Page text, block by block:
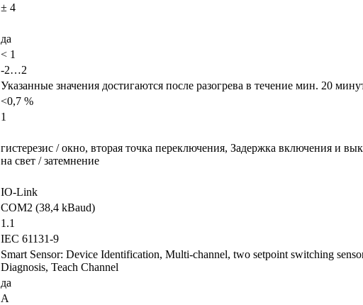
± 4
да
< 1
-2…2
Указанные значения достигаются после разогрева в течение мин. 20
<0,7 %
1
гистерезис / окно, вторая точка переключения, Задержка включения и
на свет / затемнение
IO-Link
COM2 (38,4 kBaud)
1.1
IEC 61131-9
Smart Sensor: Device Identification, Multi-channel, two setpoint switching
Diagnosis, Teach Channel
да
A